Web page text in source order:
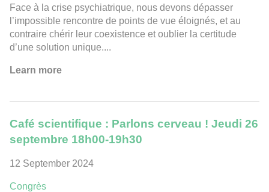
Face à la crise psychiatrique, nous devons dépasser
l’impossible rencontre de points de vue éloignés, et au
contraire chérir leur coexistence et oublier la certitude
d’une solution unique....
Learn more
Café scientifique : Parlons cerveau ! Jeudi 26
septembre 18h00-19h30
12 September 2024
Congrès